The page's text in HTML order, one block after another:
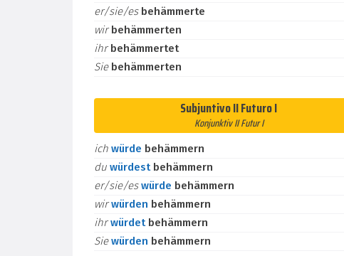
er/sie/es behämmerte
wirbehämmerten
ihrbehämmertet
Sie behämmerten
Subjuntivo II Futuro I
Konjunktiv II Futur I
ich würde behämmern
du würdest behämmern
er/sie/eswürde behämmern
wirwürden behämmern
ihrwürdet behämmern
Siewürden behämmern